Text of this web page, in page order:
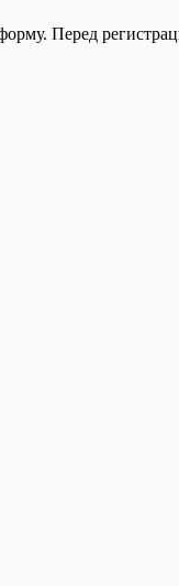
Перед